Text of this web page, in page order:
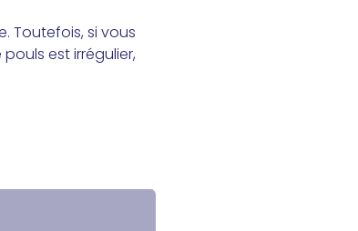
Toutefois, si vous
est irrégulier,